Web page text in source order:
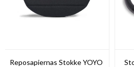
Reposapiernas Stokke YOYO